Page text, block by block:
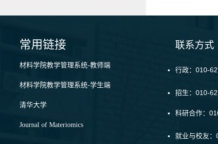
常用链接
材料学院教学管理系统-教师端
材料学院教学管理系统-学生端
清华大学
Journal of Materiomics
联系方式
行政：010-
招生：010-
科研合作：
就业与校友